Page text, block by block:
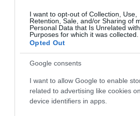
I want to opt-out of Collection, Use,
Retention, Sale, and/or Sharing of
Personal Data that Is Unrelated
Purposes for which it was collected.
Opted Out
Google consents
I want to allow Google to enable
related to advertising like cookies
device identifiers in apps.
Megosztás: Facebook Twitter